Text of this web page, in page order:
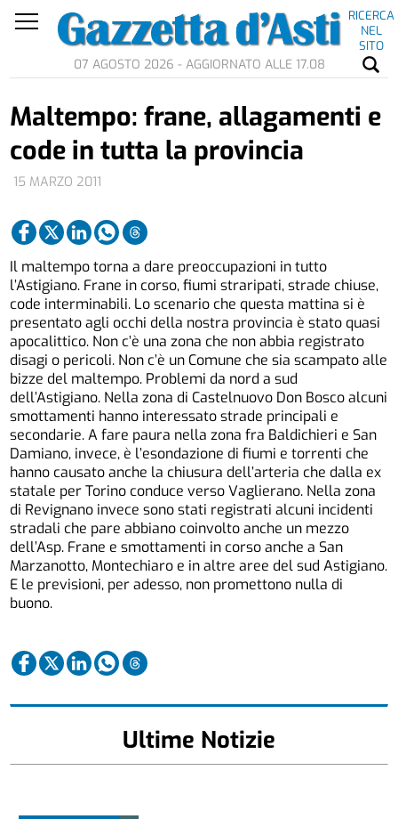
RICERCA
NEL
SITO
07 AGOSTO 2026 - AGGIORNATO ALLE 17.08
15 MARZO 2011
Maltempo: frane, allagamenti e
code in tutta la provincia
Il maltempo torna a dare preoccupazioni in tutto
l’Astigiano. Frane in corso, fiumi straripati, strade chiuse,
code interminabili. Lo scenario che questa mattina si è
presentato agli occhi della nostra provincia è stato quasi
apocalittico. Non c’è una zona che non abbia registrato
disagi o pericoli. Non c’è un Comune che sia scampato alle
bizze del maltempo. Problemi da nord a sud
dell’Astigiano. Nella zona di Castelnuovo Don Bosco alcuni
smottamenti hanno interessato strade principali e
secondarie. A fare paura nella zona fra Baldichieri e San
Damiano, invece, è l’esondazione di fiumi e torrenti che
hanno causato anche la chiusura dell’arteria che dalla ex
statale per Torino conduce verso Vaglierano. Nella zona
di Revignano invece sono stati registrati alcuni incidenti
stradali che pare abbiano coinvolto anche un mezzo
dell’Asp. Frane e smottamenti in corso anche a San
Marzanotto, Montechiaro e in altre aree del sud Astigiano.
E le previsioni, per adesso, non promettono nulla di
buono.
Ultime Notizie